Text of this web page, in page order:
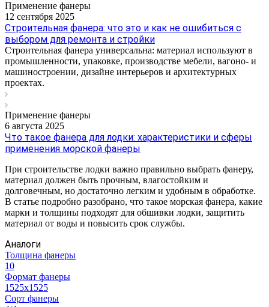
Применение фанеры
12 сентября 2025
Строительная фанера: что это и как не ошибиться с
выбором для ремонта и стройки
Строительная фанера универсальна: материал используют в
промышленности, упаковке, производстве мебели, вагоно- и
машиностроении, дизайне интерьеров и архитектурных
проектах.
Применение фанеры
6 августа 2025
Что такое фанера для лодки: характеристики и сферы
применения морской фанеры
При строительстве лодки важно правильно выбрать фанеру,
материал должен быть прочным, влагостойким и
долговечным, но достаточно легким и удобным в обработке.
В статье подробно разобрано, что такое морская фанера, какие
марки и толщины подходят для обшивки лодки, защитить
материал от воды и повысить срок службы.
Аналоги
Толщина фанеры
10
Формат фанеры
1525х1525
Сорт фанеры